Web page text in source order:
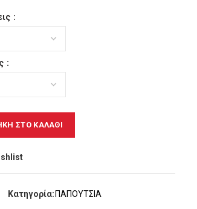
τιμή
είναι:
89,00€.
ΣΤΟ ΚΑΛΆΘΙ
Κατηγορία: ΠΑΠΟΥΤΣΙΑ